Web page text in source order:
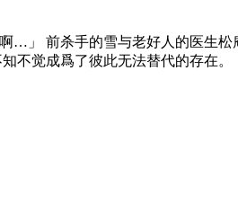
…」 前杀手的雪与老好人的医生
不觉成爲了彼此无法替代的存在。